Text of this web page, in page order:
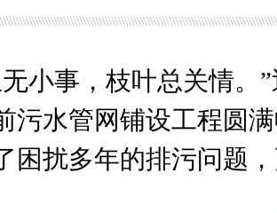
事，枝叶总关情。”
污水管网铺设工程圆
困扰多年的排污问题